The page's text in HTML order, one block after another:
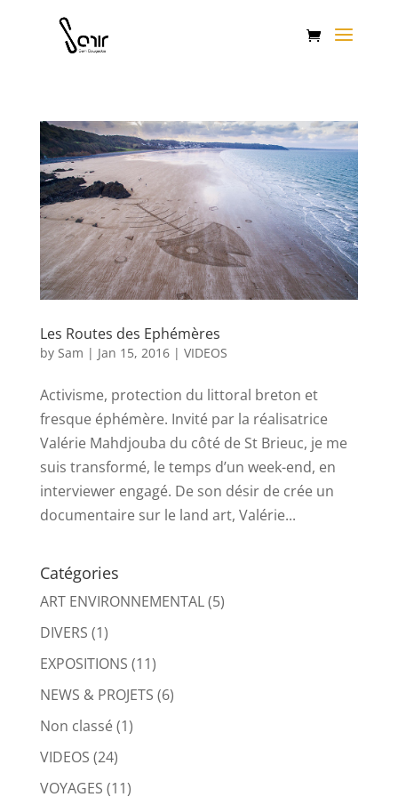
Les Routes des Ephémères
by Sam | Jan 15, 2016| VIDEOS
Activisme, protection du littoral breton et
fresque éphémère. Invité par la réalisatrice
Valérie Mahdjouba du côté de St Brieuc, je me
suis transformé, le temps d’un week-end, en
interviewer engagé. De son désir de crée un
documentaire sur le land art, Valérie...
Catégories
ART ENVIRONNEMENTAL(5)
DIVERS (1)
EXPOSITIONS (11)
NEWS & PROJETS (6)
Non classé(1)
VIDEOS (24)
VOYAGES (11)